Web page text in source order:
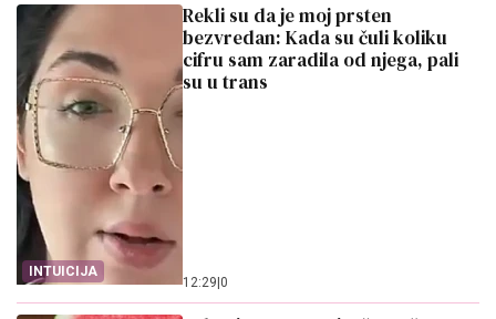
INTUICIJA
Rekli su da je moj prsten
bezvredan: Kada su čuli koliku
cifru sam zaradila od njega, pali
su u trans
12:29|0